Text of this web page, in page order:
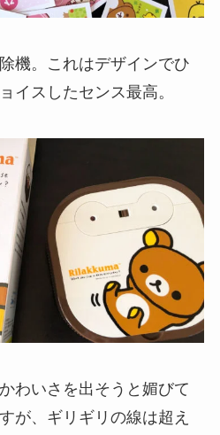
機。これはデザインでひ
イスしたセンス最高。
わいさを出そうと媚びて
が、ギリギリの線は超え